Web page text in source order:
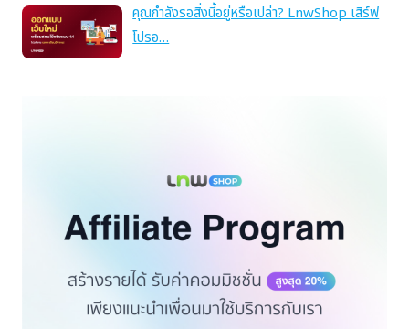
คุณกำลังรอสิ่งนี้อยู่หรือเปล่า? LnwShop เสิร์ฟ
โปรอ…